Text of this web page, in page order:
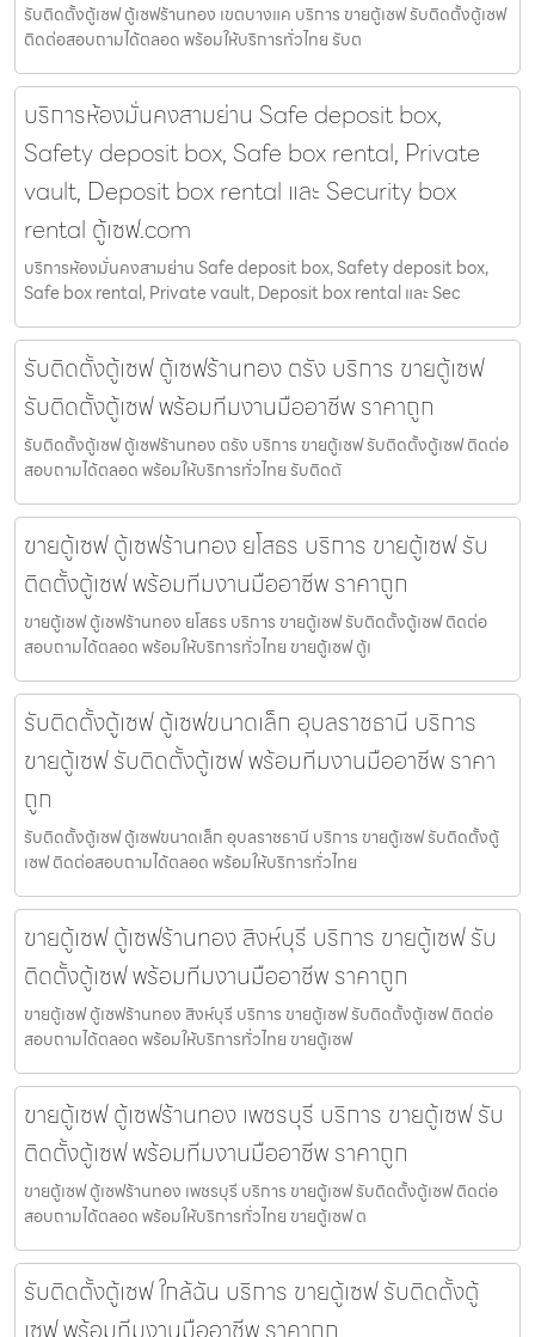
รับติดตั้งตู้เซฟ ตู้เซฟร้านทอง เขตบางแค บริการ ขายตู้เซฟ รับติดตั้งตู้เซฟ
ติดต่อสอบถามได้ตลอด พร้อมให้บริการทั่วไทย รับต
บริการห้องมั่นคงสามย่าน Safe deposit box,
Safety deposit box, Safe box rental, Private
vault, Deposit box rental และ Security box
rental ตู้เซฟ.com
บริการห้องมั่นคงสามย่าน Safe deposit box, Safety deposit box,
Safe box rental, Private vault, Deposit box rental และ Sec
รับติดตั้งตู้เซฟ ตู้เซฟร้านทอง ตรัง บริการ ขายตู้เซฟ
รับติดตั้งตู้เซฟ พร้อมทีมงานมืออาชีพ ราคาถูก
รับติดตั้งตู้เซฟ ตู้เซฟร้านทอง ตรัง บริการ ขายตู้เซฟ รับติดตั้งตู้เซฟ ติดต่อ
สอบถามได้ตลอด พร้อมให้บริการทั่วไทย รับติดตั
ขายตู้เซฟ ตู้เซฟร้านทอง ยโสธร บริการ ขายตู้เซฟ รับ
ติดตั้งตู้เซฟ พร้อมทีมงานมืออาชีพ ราคาถูก
ขายตู้เซฟ ตู้เซฟร้านทอง ยโสธร บริการ ขายตู้เซฟ รับติดตั้งตู้เซฟ ติดต่อ
สอบถามได้ตลอด พร้อมให้บริการทั่วไทย ขายตู้เซฟ ตู้เ
รับติดตั้งตู้เซฟ ตู้เซฟขนาดเล็ก อุบลราชธานี บริการ
ขายตู้เซฟ รับติดตั้งตู้เซฟ พร้อมทีมงานมืออาชีพ ราคา
ถูก
รับติดตั้งตู้เซฟ ตู้เซฟขนาดเล็ก อุบลราชธานี บริการ ขายตู้เซฟ รับติดตั้งตู้
เซฟ ติดต่อสอบถามได้ตลอด พร้อมให้บริการทั่วไทย
ขายตู้เซฟ ตู้เซฟร้านทอง สิงห์บุรี บริการ ขายตู้เซฟ รับ
ติดตั้งตู้เซฟ พร้อมทีมงานมืออาชีพ ราคาถูก
ขายตู้เซฟ ตู้เซฟร้านทอง สิงห์บุรี บริการ ขายตู้เซฟ รับติดตั้งตู้เซฟ ติดต่อ
สอบถามได้ตลอด พร้อมให้บริการทั่วไทย ขายตู้เซฟ
ขายตู้เซฟ ตู้เซฟร้านทอง เพชรบุรี บริการ ขายตู้เซฟ รับ
ติดตั้งตู้เซฟ พร้อมทีมงานมืออาชีพ ราคาถูก
ขายตู้เซฟ ตู้เซฟร้านทอง เพชรบุรี บริการ ขายตู้เซฟ รับติดตั้งตู้เซฟ ติดต่อ
สอบถามได้ตลอด พร้อมให้บริการทั่วไทย ขายตู้เซฟ ต
รับติดตั้งตู้เซฟ ใกล้ฉัน บริการ ขายตู้เซฟ รับติดตั้งตู้